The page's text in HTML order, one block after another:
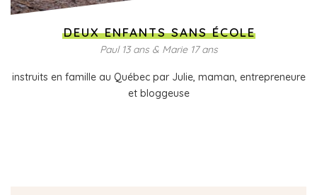
DEUX ENFANTS SANS ÉCOLE
Paul 13 ans & Marie 17 ans
instruits en famille au Québec par Julie, maman, entrepreneure
et bloggeuse